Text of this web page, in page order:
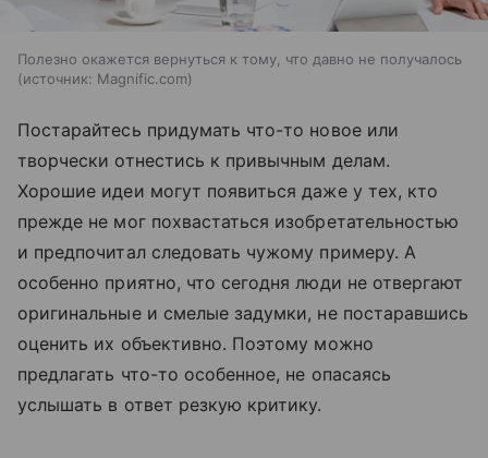
Полезно окажется вернуться к тому, что давно не получалось
источник: Magnific.com
Постарайтесь придумать что-то новое или
творчески отнестись к привычным делам.
Хорошие идеи могут появиться даже у тех, кто
прежде не мог похвастаться изобретательностью
и предпочитал следовать чужому примеру. А
особенно приятно, что сегодня люди не отвергают
оригинальные и смелые задумки, не постаравшись
оценить их объективно. Поэтому можно
предлагать что-то особенное, не опасаясь
услышать в ответ резкую критику.